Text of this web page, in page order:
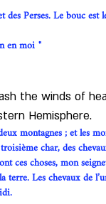
Perses. Le bouc
en moi "
the winds of
Hemisphere.
montagnes ; et les
char, des
ces choses, mon
Les chevaux de